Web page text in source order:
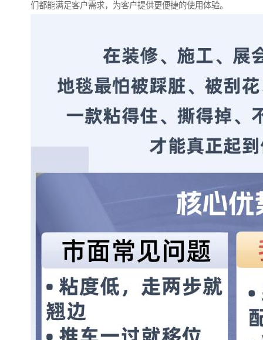
们都能满足客户需求，为客户提供更便捷的使用体验。